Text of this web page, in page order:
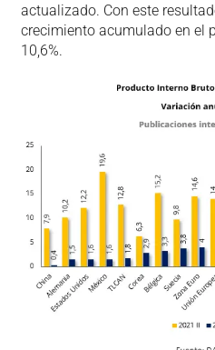
actualizado. Con este
crecimiento acumulado en el
10,6%.